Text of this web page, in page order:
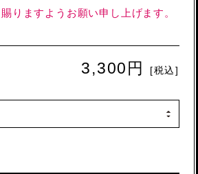
りますようお願い申し上げます。
3,300円 [税込]